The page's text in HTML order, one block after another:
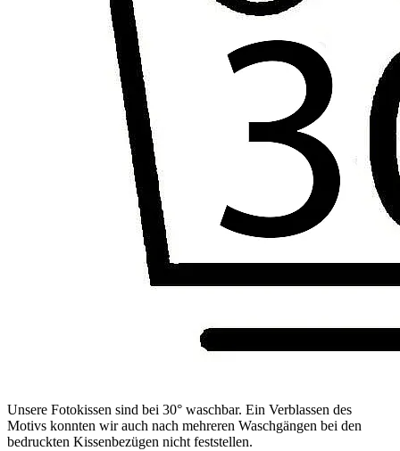
Unsere Fotokissen sind bei 30° waschbar. Ein Verblassen des
Motivs konnten wir auch nach mehreren Waschgängen bei den
bedruckten Kissenbezügen nicht feststellen.